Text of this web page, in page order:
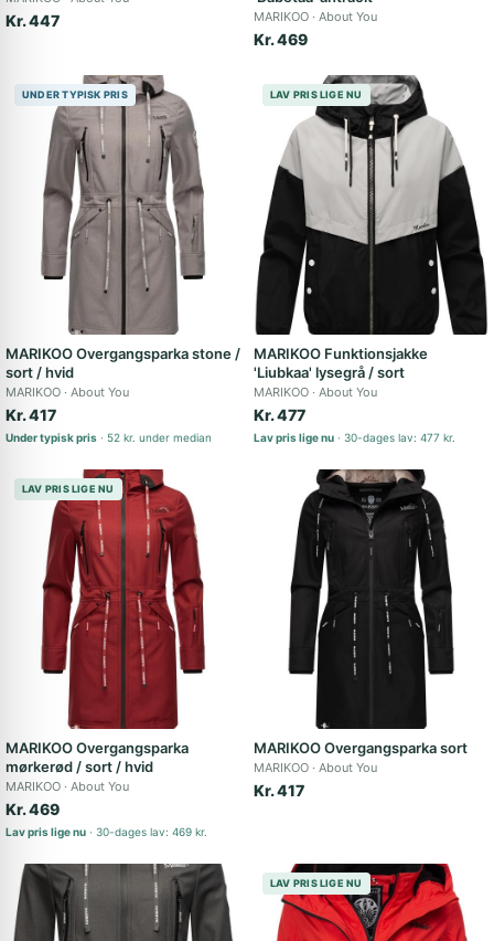
Kr. 447 MARIKOO About You
Kr. 469
UNDER TYPISK PRIS
MARIKOO Overgangsparka stone /
sort / hvid
MARIKOO About You
Kr. 417
Under typisk pris 52 kr. under median
LAV PRIS LIGE NU
MARIKOO Funktionsjakke
'Liubkaa' lysegrå / sort
MARIKOO About You
Kr. 477
Lav pris lige nu 30-dages lav: 477 kr.
LAV PRIS LIGE NU
MARIKOO Overgangsparka
mørkerød / sort / hvid
MARIKOO About You
Kr. 469
Lav pris lige nu 30-dages lav: 469 kr.
MARIKOO Overgangsparka sort
MARIKOO About You
Kr. 417
LAV PRIS LIGE NU